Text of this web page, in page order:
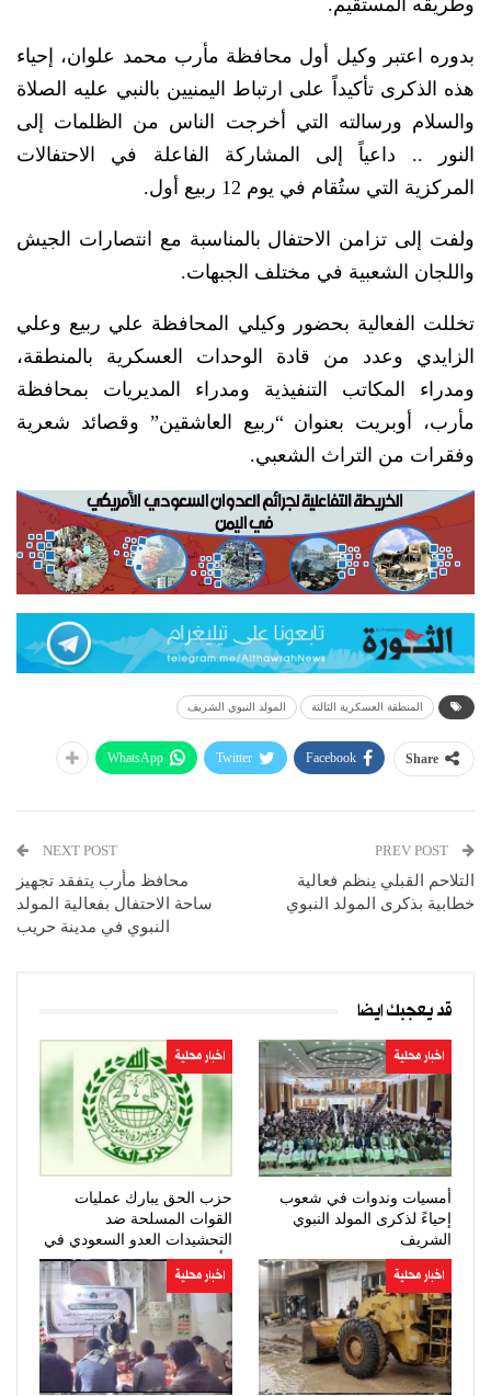
بدوره اعتبر وكيل أول محافظة مأرب محمد علوان، إحياء
هذه الذكرى تأكيداً على ارتباط اليمنيين بالنبي عليه الصلاة
والسلام ورسالته التي أخرجت الناس من الظلمات إلى
النور .. داعياً إلى المشاركة الفاعلة في الاحتفالات
المركزية التي ستُقام في يوم 12 ربيع أول.
ولفت إلى تزامن الاحتفال بالمناسبة مع انتصارات الجيش
واللجان الشعبية في مختلف الجبهات.
تخللت الفعالية بحضور وكيلي المحافظة علي ربيع وعلي
الزايدي وعدد من قادة الوحدات العسكرية بالمنطقة،
ومدراء المكاتب التنفيذية ومدراء المديريات بمحافظة
مأرب، أوبريت بعنوان “ربيع العاشقين” وقصائد شعرية
وفقرات من التراث الشعبي.
المنطقة العسكرية الثالثة المولد النبوي الشريف
Share
Facebook
Twitter
WhatsApp
التلاحم القبلي ينظم فعالية
خطابية بذكرى المولد النبوي
NEXT POST
محافظ مأرب يتفقد تجهيز
ساحة الاحتفال بفعالية المولد
النبوي في مدينة حريب
قد يعجبك ايضا
اخبار محلية
أمسيات وندوات في شعوب
إحياءً لذكرى المولد النبوي
الشريف
اخبار محلية
حزب الحق يبارك عمليات
القوات المسلحة ضد
التحشيدات العدو السعودي في
مأرب وحضرموت
اخبار محلية اخبار محلية